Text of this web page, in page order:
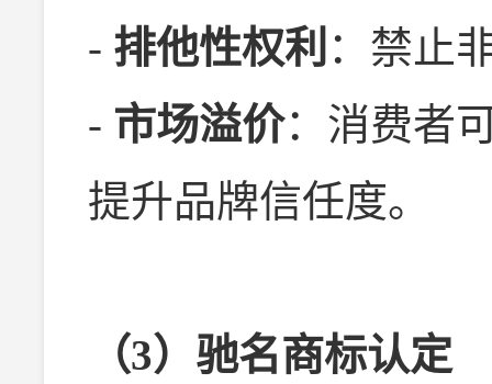
- 排他性权利 ：禁止
- 市场溢价：消费者
提升品牌信任度。
（3）驰名商标认定